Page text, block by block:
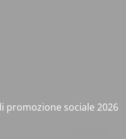
promozione sociale 2026